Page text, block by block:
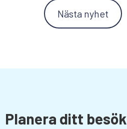
Nästa nyhet
Planera ditt besök